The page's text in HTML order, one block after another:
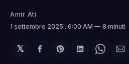
Amir Ati
1 settembre 2025 . 6:00 AM 8 minuti
𝕏
Condividi
ShareCondividi
Share